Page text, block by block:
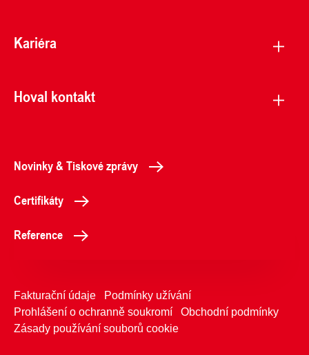
Kariéra
Hoval kontakt
Novinky & Tiskové zprávy
Certifikáty
Reference
Fakturační údaje
Podmínky užívání
Prohlášení o ochranně soukromí
Obchodní podmínky
Zásady používání souborů cookie